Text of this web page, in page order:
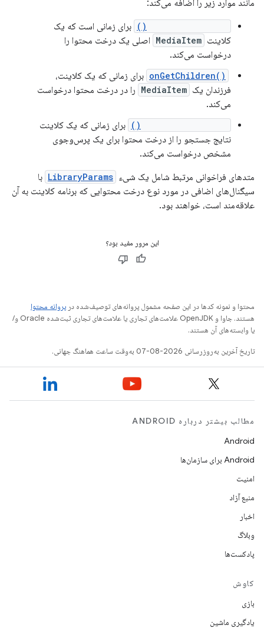
مانند موارد زیر را اضافه می‌کند:
برای زمانی است که یک
کلاینت MediaItem اصلی یک درخت محتوا را
درخواست می‌کند.
onGetChildren() ‎ برای زمانی که یک کلاینت،
فرزندان یک MediaItem را در درخت محتوا درخواست
می‌کند.
برای زمانی که یک کلاینت
نتایج جستجو را از درخت محتوا برای یک پرس‌وجوی
مشخص درخواست می‌کند.
متدهای فراخوانی مرتبط شامل یک شیء LibraryParams با
سیگنال‌های اضافی در مورد نوع درخت محتوایی که برنامه کلاینت به آن
علاقه‌مند است، خواهند بود.
این مرور مفید بود؟
محتوا و نمونه کدها در این صفحه مشمول پروانه‌های توصیف‌شده در پروانه محتوا
هستند. جاوا و OpenJDK علامت‌های تجاری یا علامت‌های تجاری ثبت‌شده Oracle و/
یا وابسته‌های آن هستند.
تاریخ آخرین به‌روزرسانی 2026-08-07 به‌وقت ساعت هماهنگ جهانی.
مطالب بیشتر درباره ANDROID
Android
Android برای سازمان‌ها
امنیت
منبع آزاد
اخبار
وبلاگ
پادکست‌ها
کاوش
بازی
یادگیری ماشین